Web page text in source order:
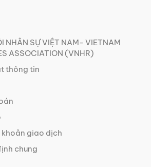
NHÂN SỰ VIỆT NAM- VIETNAM
ASSOCIATION (VNHR)
thông tin
giao dịch
chung